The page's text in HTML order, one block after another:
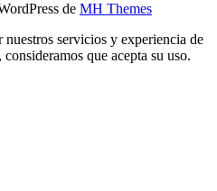
de MH Themes
servicios y experiencia de
que acepta su uso.